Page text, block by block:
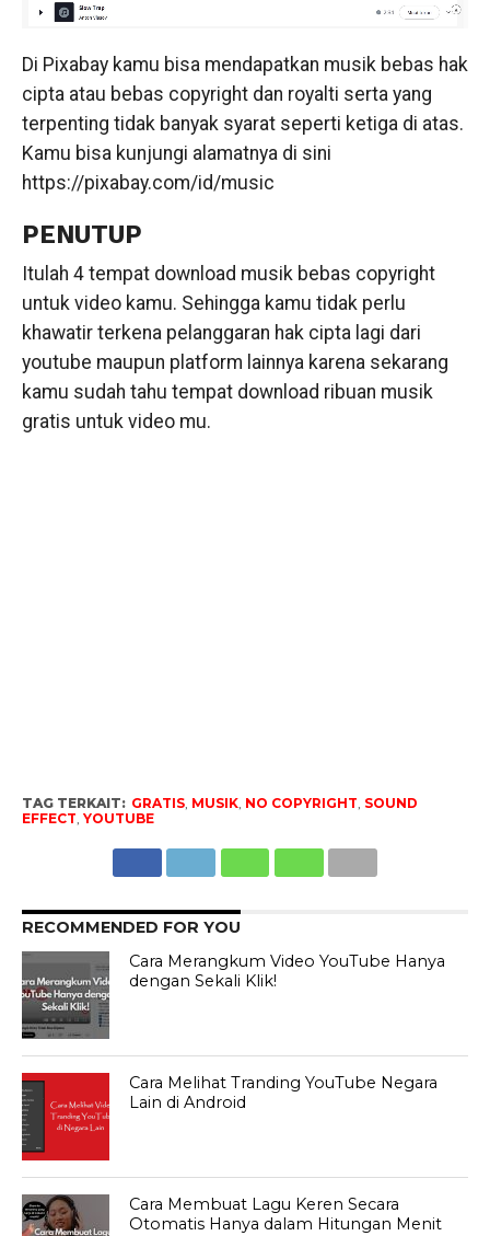
Di Pixabay kamu bisa mendapatkan musik bebas hak
cipta atau bebas copyright dan royalti serta yang
terpenting tidak banyak syarat seperti ketiga di atas.
Kamu bisa kunjungi alamatnya di sini
https://pixabay.com/id/music
PENUTUP
Itulah 4 tempat download musik bebas copyright
untuk video kamu. Sehingga kamu tidak perlu
khawatir terkena pelanggaran hak cipta lagi dari
youtube maupun platform lainnya karena sekarang
kamu sudah tahu tempat download ribuan musik
gratis untuk video mu.
TAG TERKAIT: GRATIS, MUSIK, NO COPYRIGHT, SOUND
EFFECT, YOUTUBE
RECOMMENDED FOR YOU
Cara Merangkum Video YouTube Hanya
dengan Sekali Klik!
Cara Melihat Tranding YouTube Negara
Lain di Android
Cara Membuat Lagu Keren Secara
Otomatis Hanya dalam Hitungan Menit